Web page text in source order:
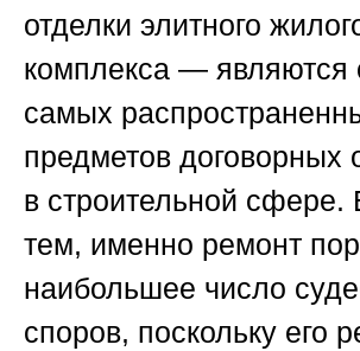
отделки элитного
комплекса — являются
самых
предметов договорных
в строительной сфере.
тем, именно ремонт
наибольшее число
споров, поскольку его